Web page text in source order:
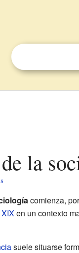
de la
comienza,
en un contexto
suele situarse